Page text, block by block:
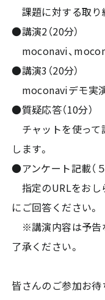
課題に対する取り
●講演2（20分）
moconavi、
●講演3（20分）
moconaviデモ実
●質疑応答（10分）
チャットを使って
します。
●アンケート記載（５
指定のURLをおし
にご回答ください。
※講演内容は予告
了承ください。
皆さんのご参加お待